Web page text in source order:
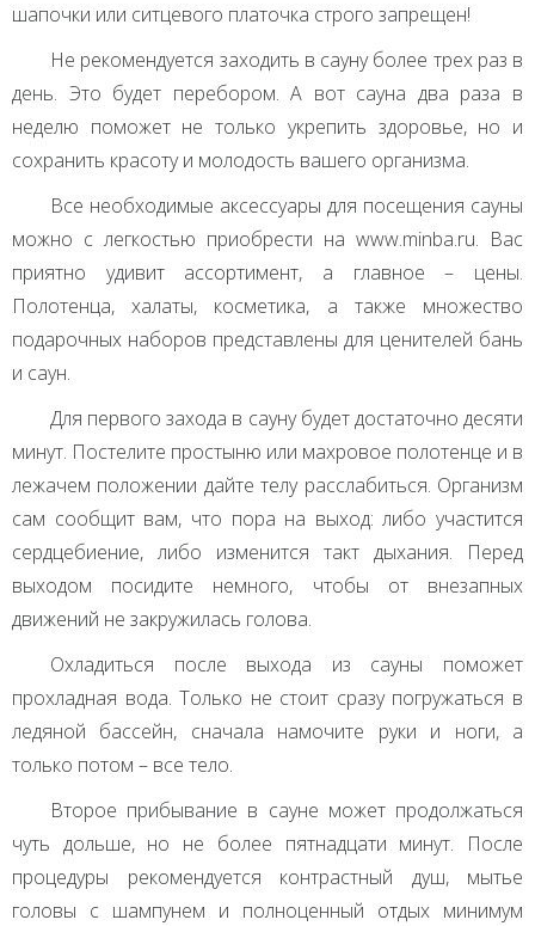
шапочки или ситцевого платочка строго запрещен!
Не рекомендуется заходить в сауну более трех раз в
день. Это будет перебором. А вот сауна два раза в
неделю поможет не только укрепить здоровье, но и
сохранить красоту и молодость вашего организма.
Все необходимые аксессуары для посещения сауны
можно с легкостью приобрести на www.minba.ru. Вас
приятно удивит ассортимент, а главное – цены.
Полотенца, халаты, косметика, а также множество
подарочных наборов представлены для ценителей бань
и саун.
Для первого захода в сауну будет достаточно десяти
минут. Постелите простыню или махровое полотенце и в
лежачем положении дайте телу расслабиться. Организм
сам сообщит вам, что пора на выход: либо участится
сердцебиение, либо изменится такт дыхания. Перед
выходом посидите немного, чтобы от внезапных
движений не закружилась голова.
Охладиться после выхода из сауны поможет
прохладная вода. Только не стоит сразу погружаться в
ледяной бассейн, сначала намочите руки и ноги, а
только потом – все тело.
Второе прибывание в сауне может продолжаться
чуть дольше, но не более пятнадцати минут. После
процедуры рекомендуется контрастный душ, мытье
головы с шампунем и полноценный отдых минимум